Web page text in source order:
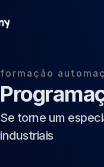
formação
Se torne um
industriais